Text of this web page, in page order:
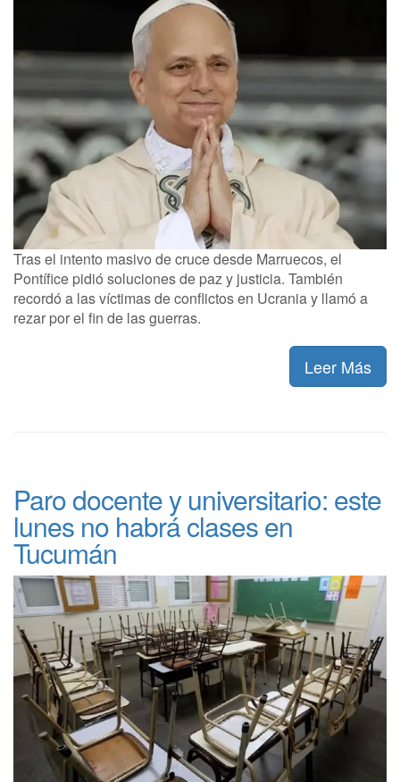
Tras el intento masivo de cruce desde Marruecos, el
Pontífice pidió soluciones de paz y justicia. También
recordó a las víctimas de conflictos en Ucrania y llamó a
rezar por el fin de las guerras.
Leer Más
Paro docente y universitario: este
lunes no habrá clases en
Tucumán